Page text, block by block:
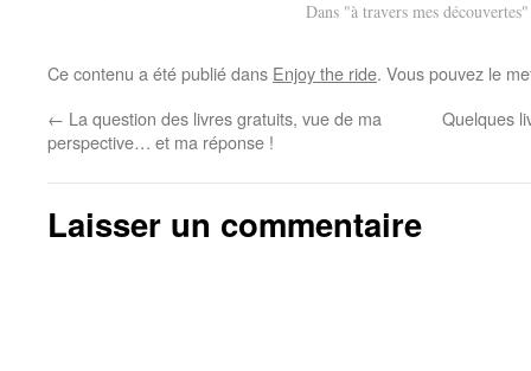
Dans "à travers mes découvertes"
Ce contenu a été publié dans Enjoy the ride. Vous pouvez le
← La question des livres gratuits, vue de ma
perspective… et ma réponse !
Quelques
Laisser un commentaire